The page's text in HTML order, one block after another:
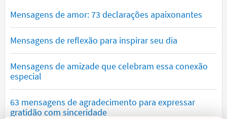
Mensagens de amor: 73 declarações apaixonantes
Mensagens de reflexão para inspirar seu dia
Mensagens de amizade que celebram essa conexão
especial
63 mensagens de agradecimento para expressar
gratidão com sinceridade